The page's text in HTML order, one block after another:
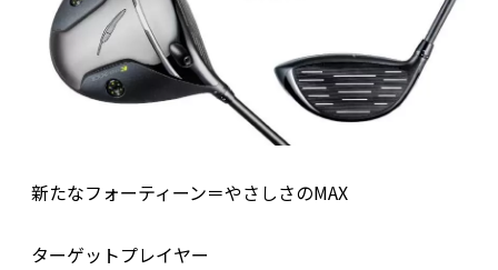
新たなフォーティーン＝やさしさのMAX
ターゲットプレイヤー